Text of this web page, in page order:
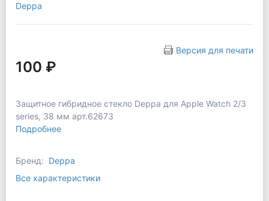
Deppa
Версия для печати
100 ₽
Защитное гибридное стекло Deppa для Apple Watch 2/3
series, 38 мм арт.62673
Подробнее
Бренд: Deppa
Все характеристики